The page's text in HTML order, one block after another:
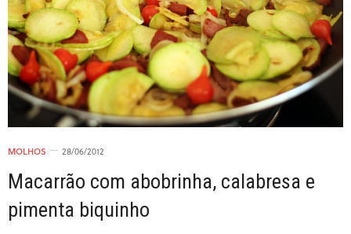
MOLHOS 28/06/2012
Macarrão com abobrinha, calabresa e
pimenta biquinho